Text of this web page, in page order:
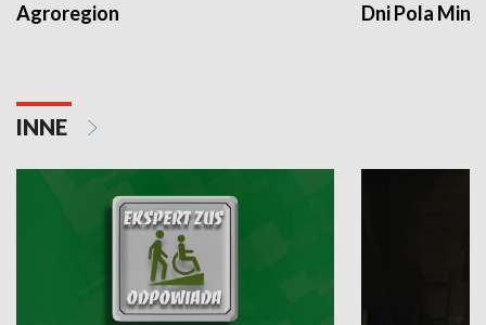
Agroregion Dni Pola
INNE